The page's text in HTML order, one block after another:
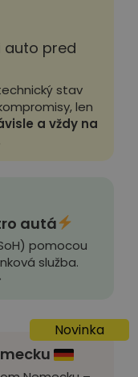
auto pred
stav
len
a vždy na
autá
pomocou
služba.
Novinka